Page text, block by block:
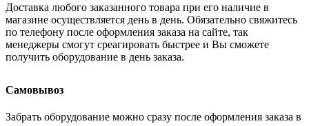
Доставка любого заказанного товара при его наличие в
магазине осуществляется день в день. Обязательно свяжитесь
по телефону после оформления заказа на сайте, так
менеджеры смогут среагировать быстрее и Вы сможете
получить оборудование в день заказа.
Самовывоз
Забрать оборудование можно сразу после оформления заказа в